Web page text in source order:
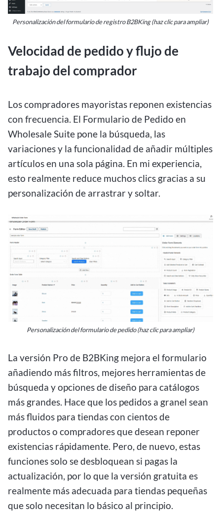
Personalización del formulario de registro B2BKing (haz clic para ampliar)
Velocidad de pedido y flujo de
trabajo del comprador
Los compradores mayoristas reponen existencias
con frecuencia. El Formulario de Pedido en
Wholesale Suite pone la búsqueda, las
variaciones y la funcionalidad de añadir múltiples
artículos en una sola página. En mi experiencia,
esto realmente reduce muchos clics gracias a su
personalización de arrastrar y soltar.
Personalización del formulario de pedido (haz clic para ampliar)
La versión Pro de B2BKing mejora el formulario
añadiendo más filtros, mejores herramientas de
búsqueda y opciones de diseño para catálogos
más grandes. Hace que los pedidos a granel sean
más fluidos para tiendas con cientos de
productos o compradores que desean reponer
existencias rápidamente. Pero, de nuevo, estas
funciones solo se desbloquean si pagas la
actualización, por lo que la versión gratuita es
realmente más adecuada para tiendas pequeñas
que solo necesitan lo básico al principio.